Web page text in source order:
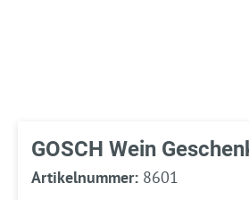
GOSCH Wein
Artikelnummer: 8601